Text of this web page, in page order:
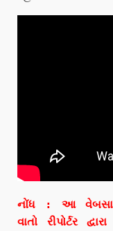
નોંધ : આ
વાતો રીપોર્ટર